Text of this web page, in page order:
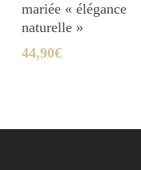
mariée « élégance
naturelle »
44,90€